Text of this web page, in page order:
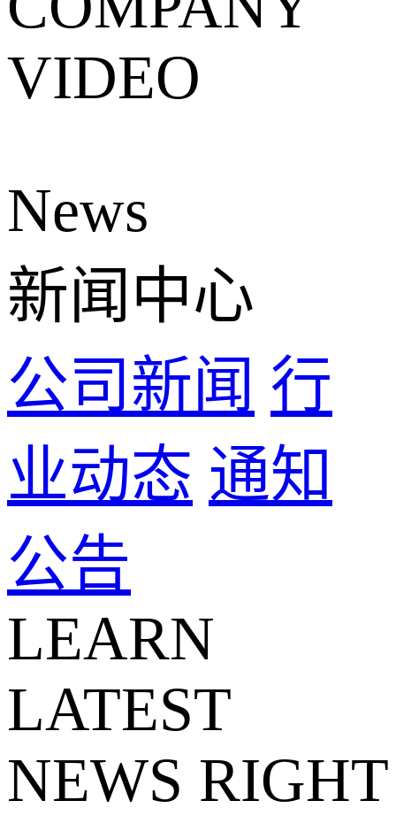
VIDEO
News
新闻中心
公司新闻 行
业动态 通知
公告
LEARN
LATEST
NEWS RIGHT